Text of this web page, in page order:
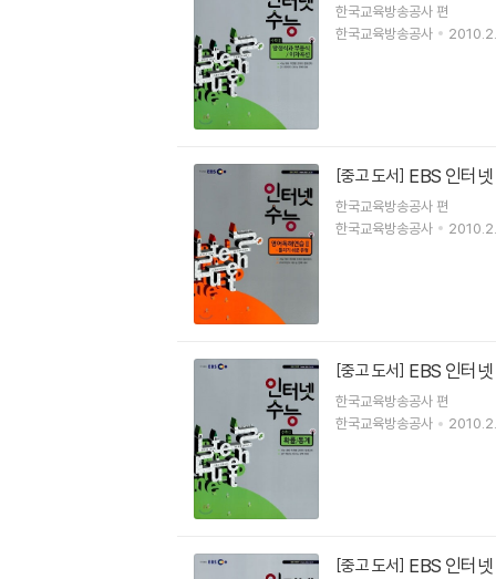
한국교육방송공사 편
한국교육방송공사
[중고 도서] EBS 인터
한국교육방송공사 편
한국교육방송공사
[중고 도서] EBS 인터
한국교육방송공사 편
한국교육방송공사
[중고 도서] EBS 인터